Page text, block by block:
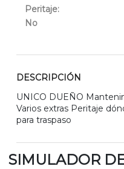
Peritaje:
No
DESCRIPCIÓN
UNICO DUEÑO
Varios extras Peritaje
para traspaso
SIMULADOR